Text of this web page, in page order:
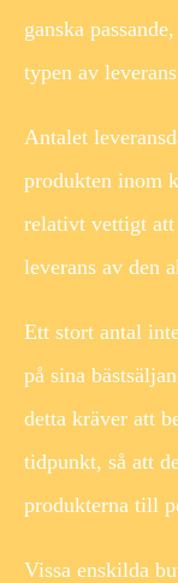
ganska
typen av
Antalet
produkten inom
relativt vettigt
leverans av den
Ett stort antal
på sina
detta kräver att
tidpunkt, så att
produkterna till
Vissa enskilda